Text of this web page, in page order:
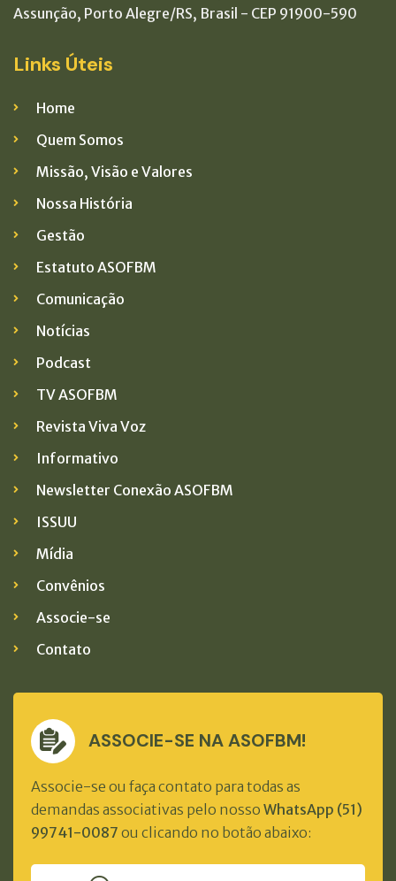
Assunção, Porto Alegre/RS, Brasil - CEP 91900-590
Links Úteis
Home
Quem Somos
Missão, Visão e Valores
Nossa História
Gestão
Estatuto ASOFBM
Comunicação
Notícias
Podcast
TV ASOFBM
Revista Viva Voz
Informativo
Newsletter Conexão ASOFBM
ISSUU
Mídia
Convênios
Associe-se
Contato
ASSOCIE-SE NA ASOFBM!
Associe-se ou faça contato para todas as
demandas associativas pelo nosso WhatsApp (51)
99741-0087 ou clicando no botão abaixo: